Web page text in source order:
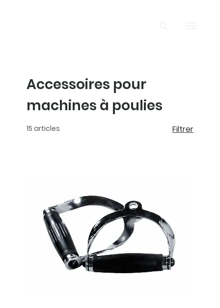
Accessoires pour
machines à poulies
15 articles Filtrer